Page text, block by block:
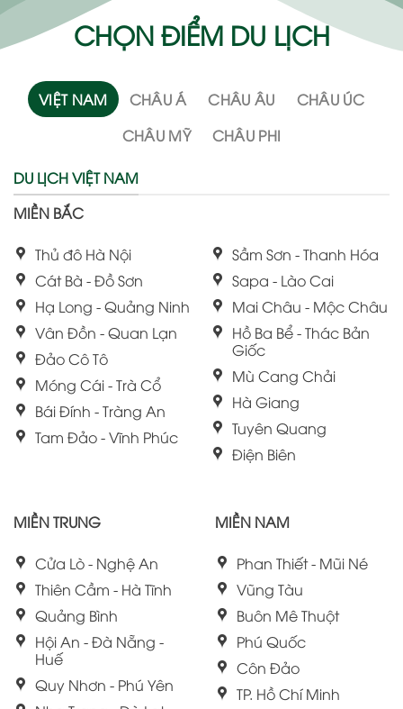
CHỌN ĐIỂM DU LỊCH
VIỆT NAM CHÂU Á CHÂU ÂU
CHÂU ÚC
CHÂU MỸ
CHÂU PHI
DU LỊCH VIỆT NAM
MIỀN BẮC
Thủ đô Hà Nội
Cát Bà - Đồ Sơn
Hạ Long - Quảng Ninh
Vân Đồn - Quan Lạn
Đảo Cô Tô
Móng Cái - Trà Cổ
Bái Đính - Tràng An
Tam Đảo - Vĩnh Phúc
Sầm Sơn - Thanh Hóa
Sapa - Lào Cai
Mai Châu - Mộc Châu
Hồ Ba Bể - Thác Bản
Giốc
Mù Cang Chải
Hà Giang
Tuyên Quang
Điện Biên
MIỀN TRUNG
Cửa Lò - Nghệ An
Thiên Cầm - Hà Tĩnh
Quảng Bình
Hội An - Đà Nẵng -
Huế
Quy Nhơn - Phú Yên
MIỀN NAM
Phan Thiết - Mũi Né
Vũng Tàu
Buôn Mê Thuột
Phú Quốc
Côn Đảo
TP. Hồ Chí Minh